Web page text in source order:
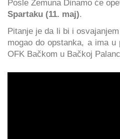
Posle Zemuna Dinamo će
Spartaku (11. maj).
Pitanje je da li bi i
mogao do opstanka, a ima
OFK Bačkom u Bačkoj